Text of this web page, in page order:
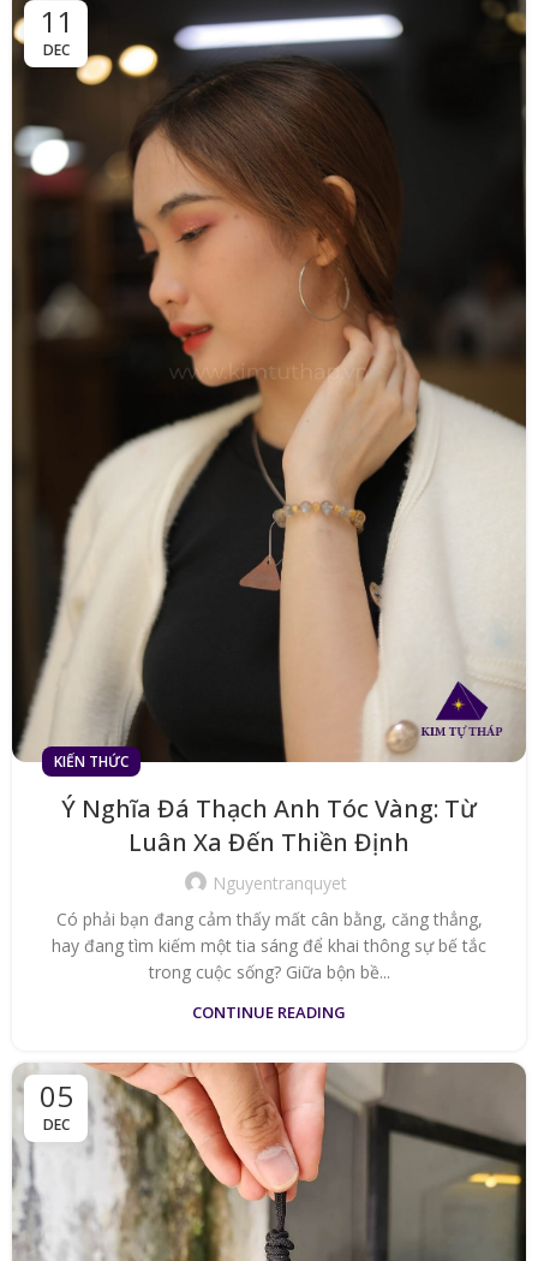
11
DEC
KIẾN THỨC
Ý Nghĩa Đá Thạch Anh Tóc Vàng: Từ
Luân Xa Đến Thiền Định
Nguyentranquyet
Có phải bạn đang cảm thấy mất cân bằng, căng thẳng,
hay đang tìm kiếm một tia sáng để khai thông sự bế tắc
trong cuộc sống? Giữa bộn bề...
CONTINUE READING
05
DEC